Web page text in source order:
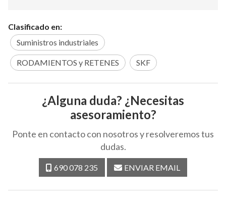
Clasificado en:
Suministros industriales
RODAMIENTOS y RETENES SKF
¿Alguna duda? ¿Necesitas
asesoramiento?
Ponte en contacto con nosotros y resolveremos tus
dudas.
690 078 235 ENVIAR EMAIL